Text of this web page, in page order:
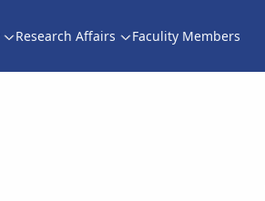
Research Affairs Faculity Members